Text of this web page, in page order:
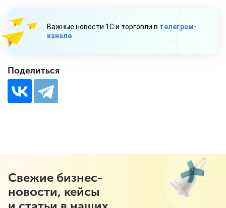
Важные новости 1С и торговли в телеграм-
канале
Поделиться
Свежие бизнес-
новости, кейсы